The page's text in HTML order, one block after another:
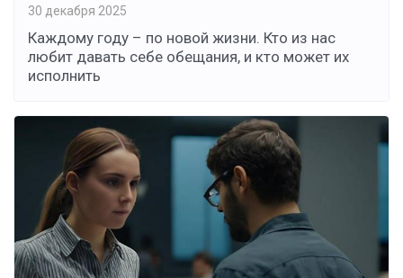
30 декабря 2025
Каждому году – по новой жизни. Кто из нас
любит давать себе обещания, и кто может их
исполнить